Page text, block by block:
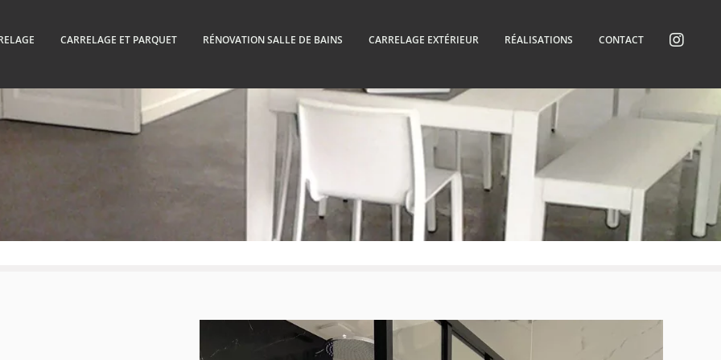
CARRELAGE ET PARQUET RÉNOVATION SALLE DE BAINS CARRELAGE EXTÉRIEUR RÉALISATIONS CONTACT